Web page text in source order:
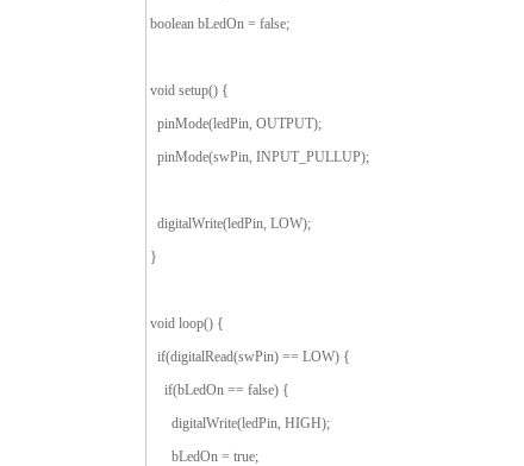
boolean bLedOn = false;
void setup() {
pinMode(ledPin, OUTPUT);
pinMode(swPin, INPUT_PULLUP);
digitalWrite(ledPin, LOW);
}
void loop() {
if(digitalRead(swPin) == LOW) {
if(bLedOn == false) {
digitalWrite(ledPin, HIGH);
bLedOn = true;